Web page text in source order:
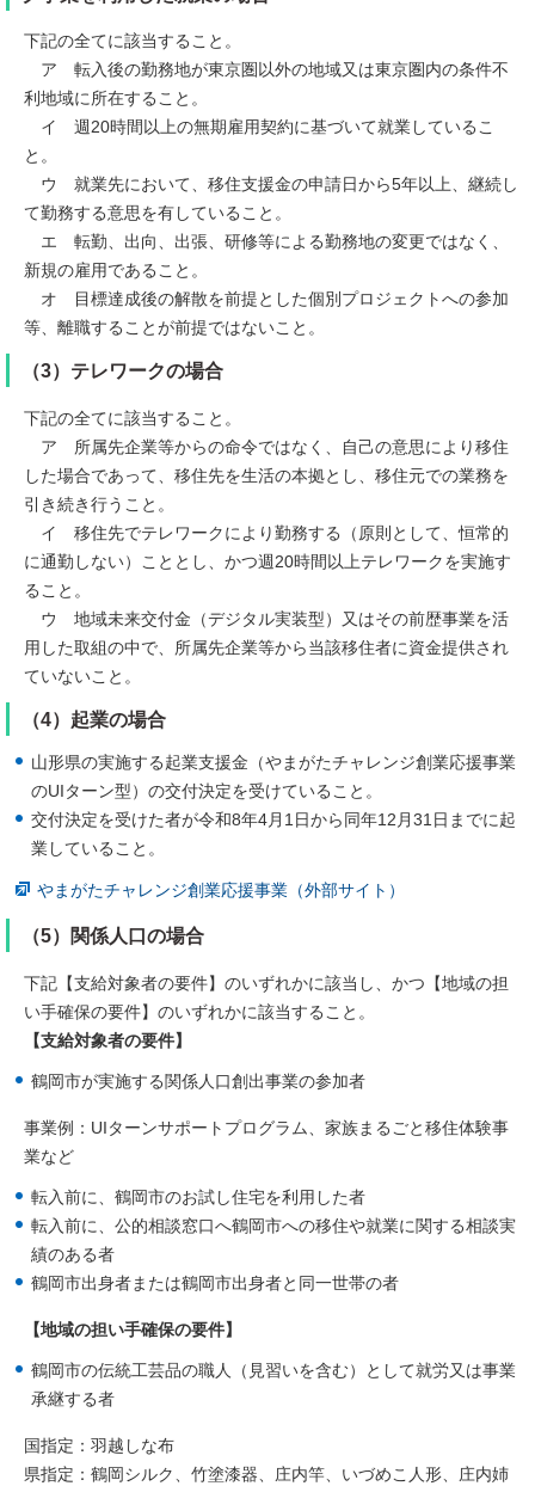
下記の全てに該当すること。
ア 転入後の勤務地が東京圏以外の地域又は東京圏内の条件不
利地域に所在すること。
イ 週20時間以上の無期雇用契約に基づいて就業しているこ
と。
ウ 就業先において、移住支援金の申請日から5年以上、継続し
て勤務する意思を有していること。
エ 転勤、出向、出張、研修等による勤務地の変更ではなく、
新規の雇用であること。
オ 目標達成後の解散を前提とした個別プロジェクトへの参加
等、離職することが前提ではないこと。
（3）テレワークの場合
下記の全てに該当すること。
ア 所属先企業等からの命令ではなく、自己の意思により移住
した場合であって、移住先を生活の本拠とし、移住元での業務を
引き続き行うこと。
イ 移住先でテレワークにより勤務する（原則として、恒常的
に通勤しない）こととし、かつ週20時間以上テレワークを実施す
ること。
ウ 地域未来交付金（デジタル実装型）又はその前歴事業を活
用した取組の中で、所属先企業等から当該移住者に資金提供され
ていないこと。
（4）起業の場合
山形県の実施する起業支援金（やまがたチャレンジ創業応援事業
のUIターン型）の交付決定を受けていること。
交付決定を受けた者が令和8年4月1日から同年12月31日までに起
業していること。
やまがたチャレンジ創業応援事業（外部サイト）
（5）関係人口の場合
下記【支給対象者の要件】のいずれかに該当し、かつ【地域の担
い手確保の要件】のいずれかに該当すること。
【支給対象者の要件】
鶴岡市が実施する関係人口創出事業の参加者
事業例：UIターンサポートプログラム、家族まるごと移住体験事
業など
転入前に、鶴岡市のお試し住宅を利用した者
転入前に、公的相談窓口へ鶴岡市への移住や就業に関する相談実
績のある者
鶴岡市出身者または鶴岡市出身者と同一世帯の者
【地域の担い手確保の要件】
鶴岡市の伝統工芸品の職人（見習いを含む）として就労又は事業
承継する者
国指定：羽越しな布
県指定：鶴岡シルク、竹塗漆器、庄内竿、いづめこ人形、庄内姉